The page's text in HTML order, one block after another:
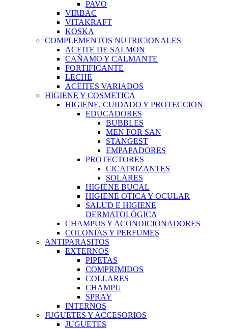
PAVO
VIRBAC
VITAKRAFT
KOSKA
COMPLEMENTOS NUTRICIONALES
ACEITE DE SALMON
CAÑAMO Y CALMANTE
FORTIFICANTE
LECHE
ACEITES VARIADOS
HIGIENE Y COSMETICA
HIGIENE, CUIDADO Y PROTECCION
EDUCADORES
BUBBLES
MEN FOR SAN
STANGEST
EMPAPADORES
PROTECTORES
CICATRIZANTES
SOLARES
HIGIENE BUCAL
HIGIENE OTICA Y OCULAR
SALUD E HIGIENE
DERMATOLÓGICA
CHAMPUS Y ACONDICIONADORES
COLONIAS Y PERFUMES
ANTIPARASITOS
EXTERNOS
PIPETAS
COMPRIMIDOS
COLLARES
CHAMPU
SPRAY
INTERNOS
JUGUETES Y ACCESORIOS
JUGUETES